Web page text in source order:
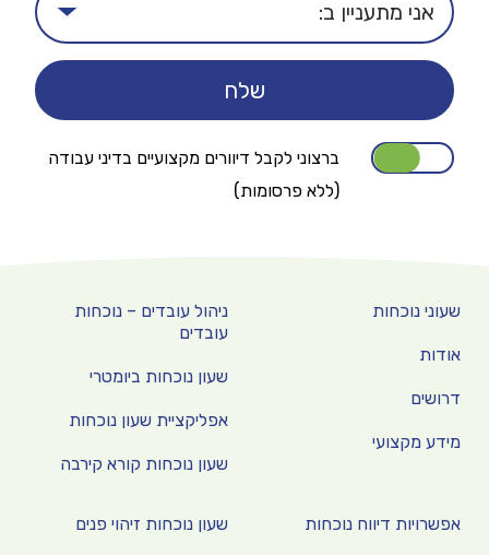
ברצוני לקבל דיוורים מקצועיים בדיני עבודה
(ללא פרסומות)
שעוני נוכחות
אודות
דרושים
מידע מקצועי
ניהול עובדים – נוכחות
עובדים
שעון נוכחות ביומטרי
אפליקציית שעון נוכחות
שעון נוכחות קורא קירבה
אפשרויות דיווח נוכחות שעון נוכחות זיהוי פנים